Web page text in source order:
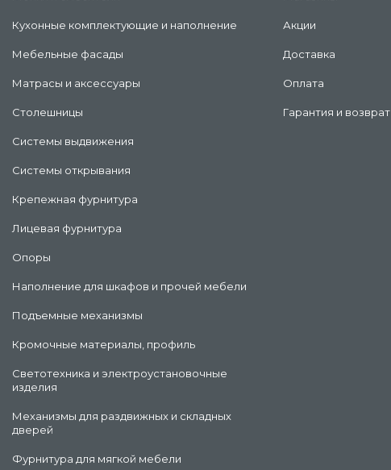
Кухонные комплектующие и наполнение
Мебельные фасады
Матрасы и аксессуары
Столешницы
Системы выдвижения
Системы открывания
Крепежная фурнитура
Лицевая фурнитура
Опоры
Наполнение для шкафов и прочей мебели
Подъемные механизмы
Кромочные материалы, профиль
Светотехника и электроустановочные
изделия
Механизмы для раздвижных и складных
дверей
Фурнитура для мягкой мебели
Акции
Доставка
Оплата
Гарантия и возврат